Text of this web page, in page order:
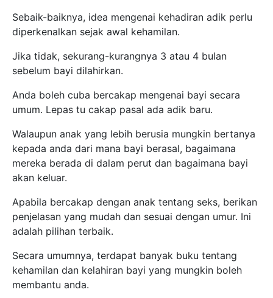
Sebaik-baiknya, idea mengenai kehadiran adik perlu
diperkenalkan sejak awal kehamilan.
Jika tidak, sekurang-kurangnya 3 atau 4 bulan
sebelum bayi dilahirkan.
Anda boleh cuba bercakap mengenai bayi secara
umum. Lepas tu cakap pasal ada adik baru.
Walaupun anak yang lebih berusia mungkin bertanya
kepada anda dari mana bayi berasal, bagaimana
mereka berada di dalam perut dan bagaimana bayi
akan keluar.
Apabila bercakap dengan anak tentang seks, berikan
penjelasan yang mudah dan sesuai dengan umur. Ini
adalah pilihan terbaik.
Secara umumnya, terdapat banyak buku tentang
kehamilan dan kelahiran bayi yang mungkin boleh
membantu anda.